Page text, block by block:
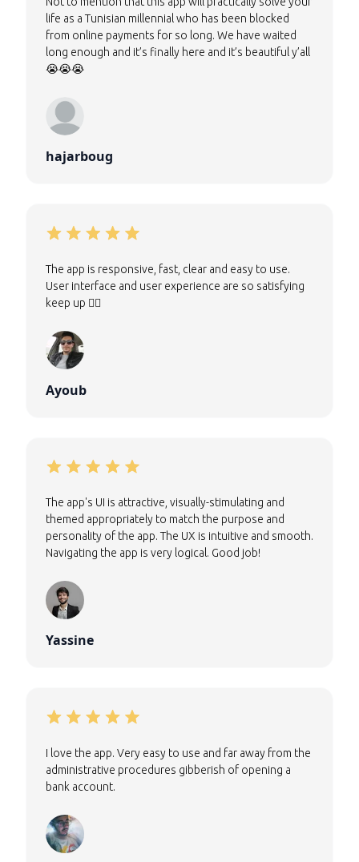
life as a Tunisian millennial who has been blocked
from online payments for so long. We have waited
long enough and it’s finally here and it’s beautiful y’all
😭😭😭
hajarboug
The app is responsive, fast, clear and easy to use.
User interface and user experience are so satisfying
keep up 👍🏼
Ayoub
The app's UI is attractive, visually-stimulating and
themed appropriately to match the purpose and
personality of the app. The UX is intuitive and smooth.
Navigating the app is very logical. Good job!
Yassine
I love the app. Very easy to use and far away from the
administrative procedures gibberish of opening a
bank account.